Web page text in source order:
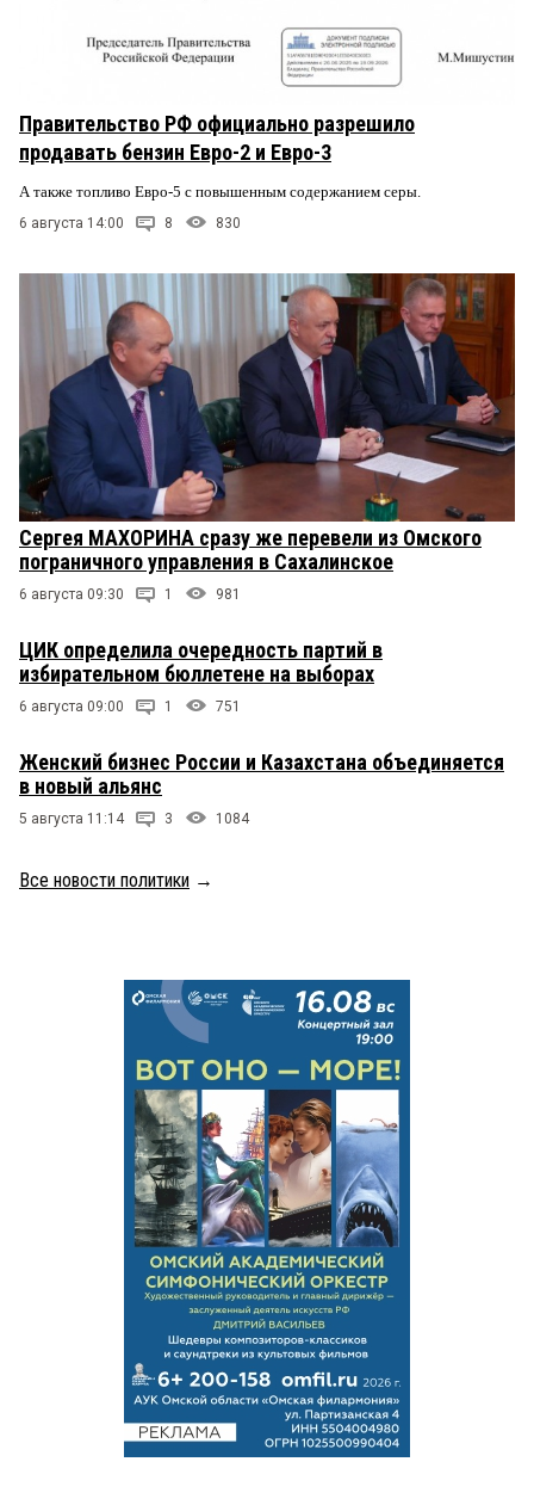
Правительство РФ официально разрешило
продавать бензин Евро-2 и Евро-3
А также топливо Евро-5 с повышенным содержанием серы.
6 августа 14:00 8 830
Сергея МАХОРИНА сразу же перевели из Омского
пограничного управления в Сахалинское
6 августа 09:30 1 981
ЦИК определила очередность партий в
избирательном бюллетене на выборах
6 августа 09:00 1 751
Женский бизнес России и Казахстана объединяется
в новый альянс
5 августа 11:14 3 1084
Все новости политики →